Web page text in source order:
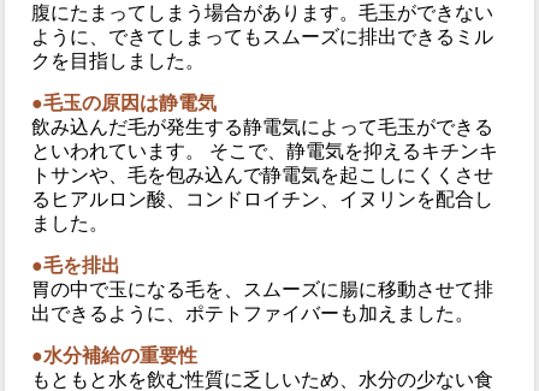
腹にたまってしまう場合があります。毛玉ができない
ように、できてしまってもスムーズに排出できるミル
クを目指しました。
●毛玉の原因は静電気
飲み込んだ毛が発生する静電気によって毛玉ができる
といわれています。 そこで、静電気を抑えるキチンキ
トサンや、毛を包み込んで静電気を起こしにくくさせ
るヒアルロン酸、コンドロイチン、イヌリンを配合し
ました。
●毛を排出
胃の中で玉になる毛を、スムーズに腸に移動させて排
出できるように、ポテトファイバーも加えました。
●水分補給の重要性
もともと水を飲む性質に乏しいため、水分の少ない食